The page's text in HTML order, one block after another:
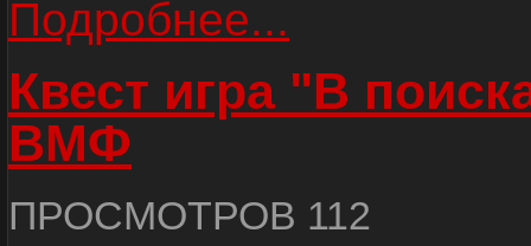
Подробнее...
Квест игра "В
ВМФ
ПРОСМОТРОВ 112